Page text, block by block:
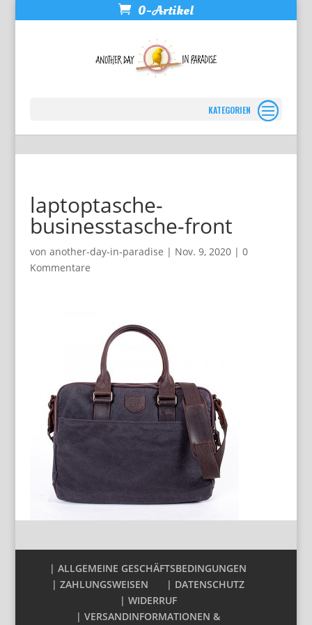
0-Artikel
laptoptasche-
businesstasche-front
von another-day-in-paradise | Nov. 9, 2020| 0
Kommentare
| ALLGEMEINE GESCHÄFTSBEDINGUNGEN
| ZAHLUNGSWEISEN
| DATENSCHUTZ
| WIDERRUF
| VERSANDINFORMATIONEN &